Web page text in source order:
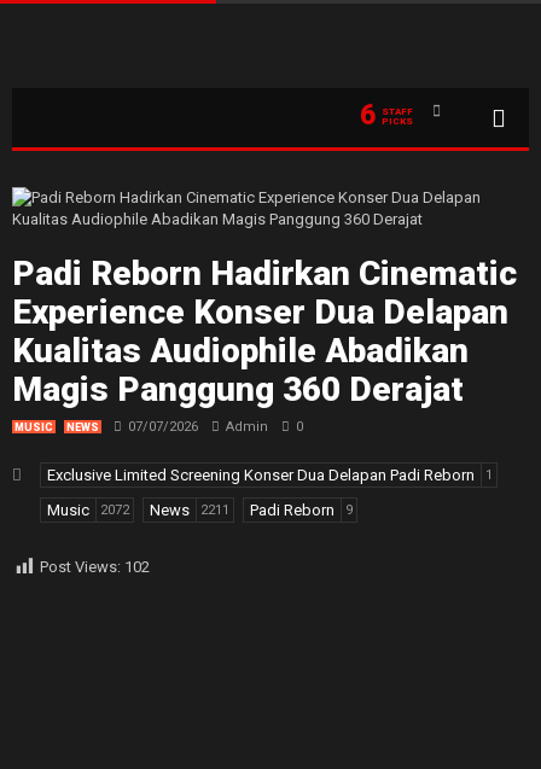
6
STAFF
PICKS
Padi Reborn Hadirkan Cinematic
Experience Konser Dua Delapan
Kualitas Audiophile Abadikan
Magis Panggung 360 Derajat
MUSIC NEWS 07/07/2026 Admin 0
Exclusive Limited Screening Konser Dua Delapan Padi Reborn 1
Music 2072 News 2211 Padi Reborn 9
Post Views: 102